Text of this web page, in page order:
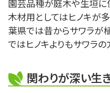
園芸品種が庭木や生垣に
木材用としてはヒノキが多
葉県では昔からサワラが
ではヒノキよりもサワラの
関わりが深い生